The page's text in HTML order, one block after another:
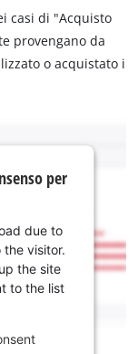
casi di "Acquisto
provengano da
o acquistato i
per
due to
visitor.
the site
to the list